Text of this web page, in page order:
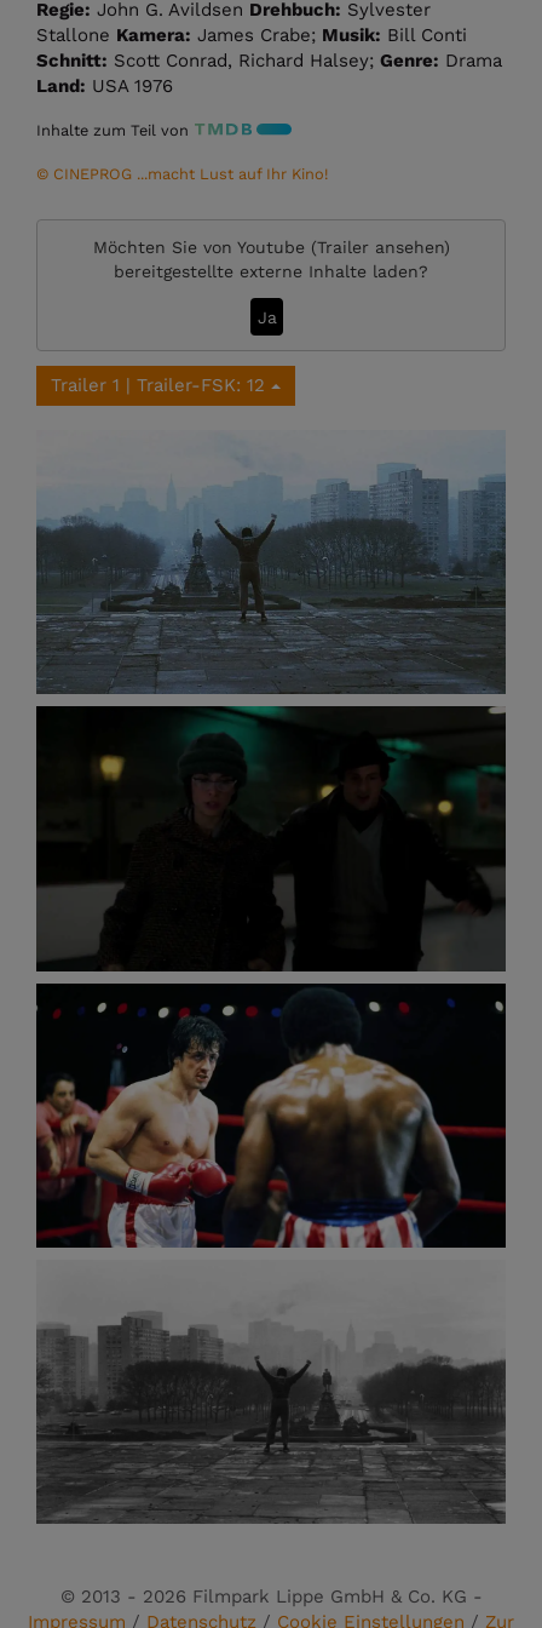
Regie: John G. Avildsen Drehbuch: Sylvester
Stallone Kamera: James Crabe; Musik: Bill Conti
Schnitt: Scott Conrad, Richard Halsey; Genre: Drama
Land: USA 1976
Inhalte zum Teil von
© CINEPROG ...macht Lust auf Ihr Kino!
Möchten Sie von Youtube (Trailer ansehen)
bereitgestellte externe Inhalte laden?
Ja
Trailer 1 | Trailer-FSK: 12
© 2013 - 2026 Filmpark Lippe GmbH & Co. KG -
Impressum / Datenschutz / Cookie Einstellungen / Zur